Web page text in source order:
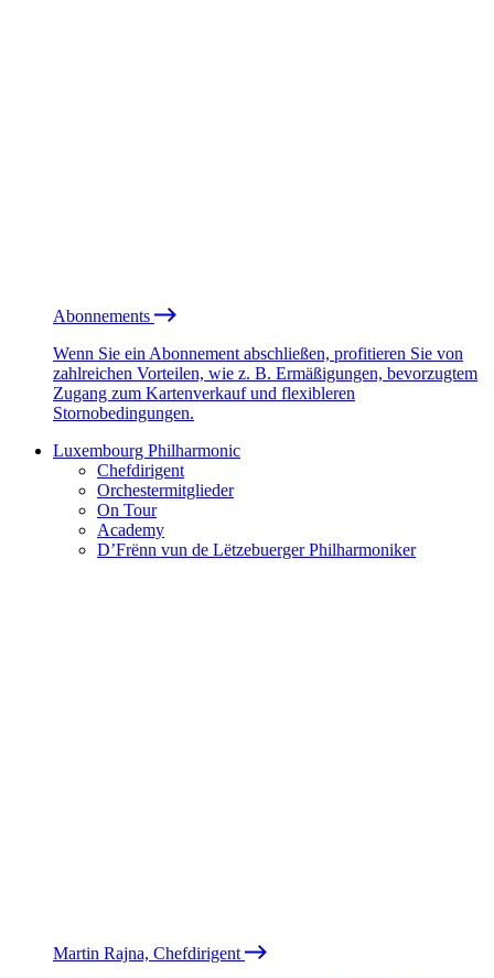
Abonnements
Wenn Sie ein Abonnement abschließen, profitieren Sie von
zahlreichen Vorteilen, wie z. B. Ermäßigungen, bevorzugtem
Zugang zum Kartenverkauf und flexibleren
Stornobedingungen.
Luxembourg Philharmonic
Chefdirigent
Orchestermitglieder
On Tour
Academy
D’Frënn vun de Lëtzebuerger Philharmoniker
Martin Rajna, Chefdirigent